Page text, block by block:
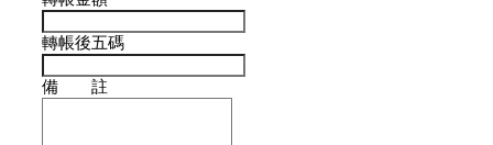
轉帳後五碼
備 註